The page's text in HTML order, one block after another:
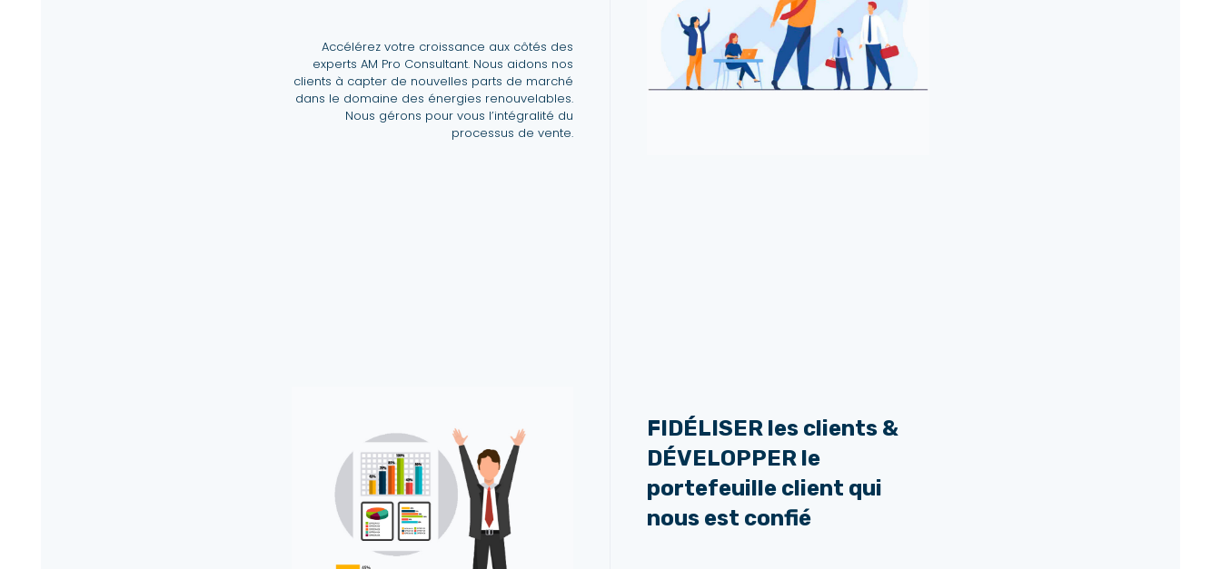
Accélérez votre croissance aux côtés des
experts AM Pro Consultant. Nous aidons nos
clients à capter de nouvelles parts de marché
dans le domaine des énergies renouvelables.
Nous gérons pour vous l’intégralité du
processus de vente.
FIDÉLISER les clients &
DÉVELOPPER le
portefeuille client qui
nous est confié